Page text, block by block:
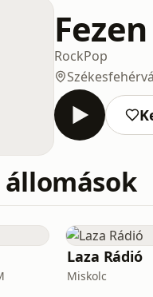
RockPop
Laza Rádió
Miskolc